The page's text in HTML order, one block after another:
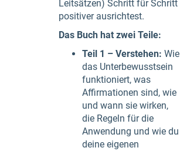
Leitsätzen) Schritt für Schritt
positiver ausrichtest.
Das Buch hat zwei Teile:
Teil 1 – Verstehen: Wie
das Unterbewusstsein
funktioniert, was
Affirmationen sind, wie
und wann sie wirken,
die Regeln für die
Anwendung und wie du
deine eigenen